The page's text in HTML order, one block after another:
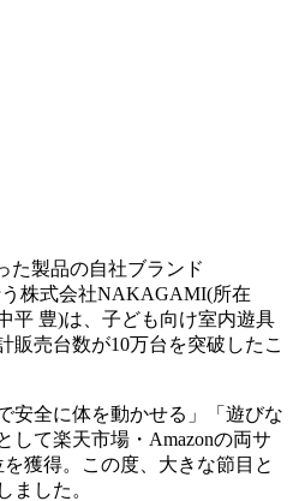
た製品の自社ブランド
う株式会社NAKAGAMI(所在
平 豊)は、子ども向け室内遊具
販売台数が10万台を突破したこ
安全に体を動かせる」「遊びな
して楽天市場・Amazonの両サ
獲得。この度、大きな節目と
ました。